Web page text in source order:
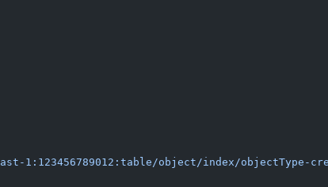
1:123456789012:table/object/index/objectType-